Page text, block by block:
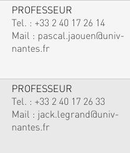
PROFESSEUR
Tel. : +33 2 40 17 26 14
Mail : pascal.jaouen@univ-
nantes.fr
PROFESSEUR
Tel. : +33 2 40 17 26 33
Mail : jack.legrand@univ-
nantes.fr